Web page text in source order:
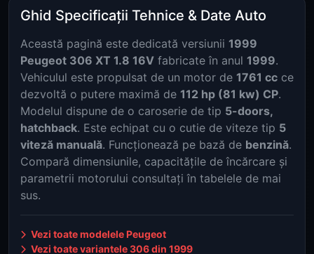
Ghid Specificații Tehnice & Date Auto
Această pagină este dedicată versiunii 1999
Peugeot 306 XT 1.8 16V fabricate în anul 1999.
Vehiculul este propulsat de un motor de 1761 cc ce
dezvoltă o putere maximă de 112 hp (81 kw) CP.
Modelul dispune de o caroserie de tip 5-doors,
hatchback. Este echipat cu o cutie de viteze tip 5
viteză manuală. Funcționează pe bază de benzină.
Compară dimensiunile, capacitățile de încărcare și
parametrii motorului consultați în tabelele de mai
sus.
Vezi toate modelele Peugeot
Vezi toate variantele 306 din 1999